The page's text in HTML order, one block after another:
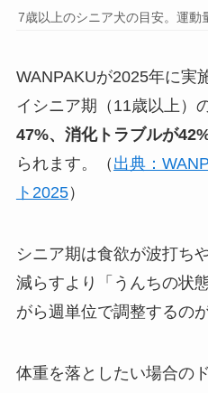
7歳以上のシニア犬の目安。運動
WANPAKUが2025年に実
イシニア期（11歳以上）
47%、消化トラブルが
られます。（ 出典：
ト2025）
シニア期は食欲が波打ち
減らすより「うんちの状
がら週単位で調整するの
体重を落としたい場合の